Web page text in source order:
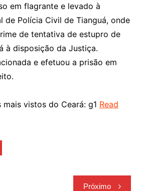
em flagrante e levado à
de Polícia Civil de Tianguá, onde
de tentativa de estupro de
à disposição da Justiça.
e efetuou a prisão em
vistos do Ceará: g1 Read
Próximo